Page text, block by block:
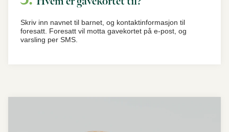
Skriv inn navnet til barnet, og kontaktinformasjon til
foresatt. Foresatt vil motta gavekortet på e-post, og
varsling per SMS.